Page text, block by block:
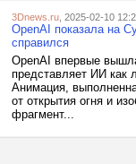
3Dnews.ru , 2025-02-10
OpenAI показала на
справился
OpenAI впервые
представляет ИИ как
Анимация,
от открытия огня и
фрагмент...